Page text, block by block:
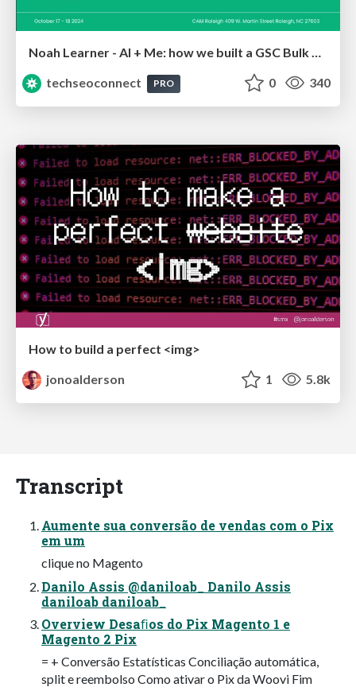
Noah Learner - AI + Me: how we built a GSC Bulk Export data pipeline
techseoconnect
PRO 0 340
How to build a perfect <img>
jonoalderson
1 5.8k
Transcript
Aumente sua conversão de vendas com o Pix
em um
clique no Magento
Danilo Assis @daniloab_ Danilo Assis
daniloab daniloab_
Overview Desaﬁos do Pix Magento 1 e
Magento 2 Pix
= + Conversão Estatísticas Conciliação automática,
split e reembolso Como ativar o Pix da Woovi Fim